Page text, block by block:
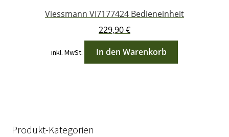
Viessmann VI7177424 Bedieneinheit
229,90€
inkl. MwSt. In den Warenkorb
Produkt-Kategorien